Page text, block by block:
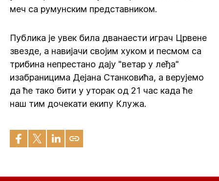
меч са румунским представником.
Публика је увек била дванаести играч Црвене
звезде, а навијачи својим хуком и песмом са
трибина непрестано дају "ветар у леђа"
изабраницима Дејана Станковића, а верујемо
да ће тако бити у уторак од 21 час када ће
наш тим дочекати екипу Клужа.